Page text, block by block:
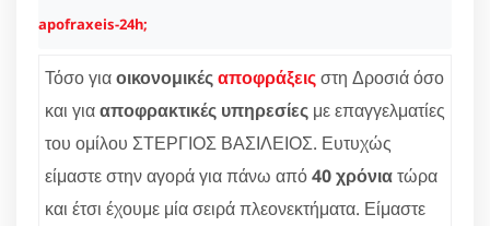
apofraxeis-24h;
Τόσο γιαοικονομικέςαποφράξειςστη Δροσιά όσο
και γιααποφρακτικές υπηρεσίες με επαγγελματίες
του ομίλου ΣΤΕΡΓΙΟΣ ΒΑΣΙΛΕΙΟΣ. Ευτυχώς
είμαστε στην αγορά για πάνω από40 χρόνιατώρα
και έτσι έχουμε μία σειρά πλεονεκτήματα. Είμαστε